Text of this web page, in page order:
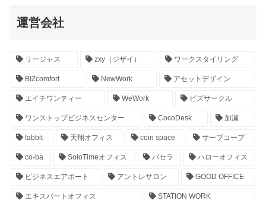
運営会社
リージャス zxy（ジザイ） ワークスタイリング
BIZcomfort NewWork アセットデザイン
エイチワンティー WeWork ビズサークル
ワンストップビジネスセンター CocoDesk 加瀬
fabbit 天翔オフィス coin space サーブコープ
co-ba SoloTimeオフィス パセラ ハローオフィス
ビジネスエアポート アントレサロン GOOD OFFICE
エキスパートオフィス STATION WORK